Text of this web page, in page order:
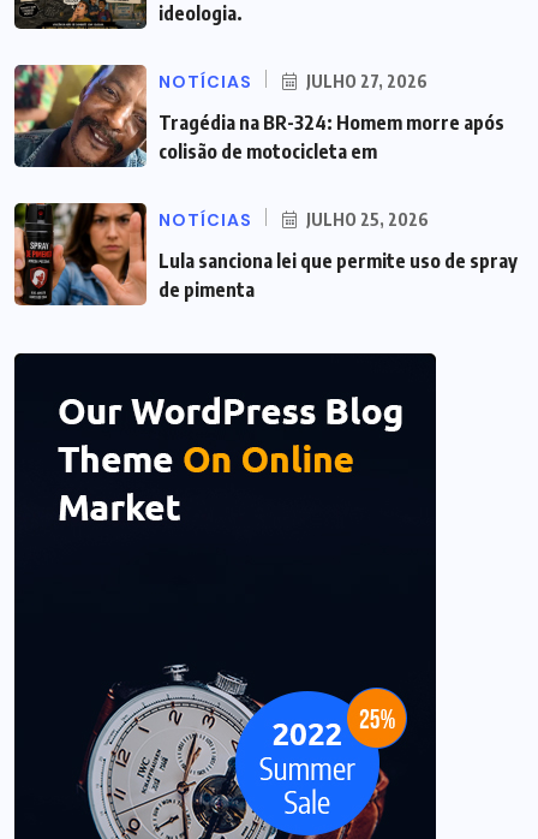
ideologia.
NOTÍCIAS JULHO 27, 2026
Tragédia na BR-324: Homem morre após
colisão de motocicleta em
NOTÍCIAS JULHO 25, 2026
Lula sanciona lei que permite uso de spray
de pimenta